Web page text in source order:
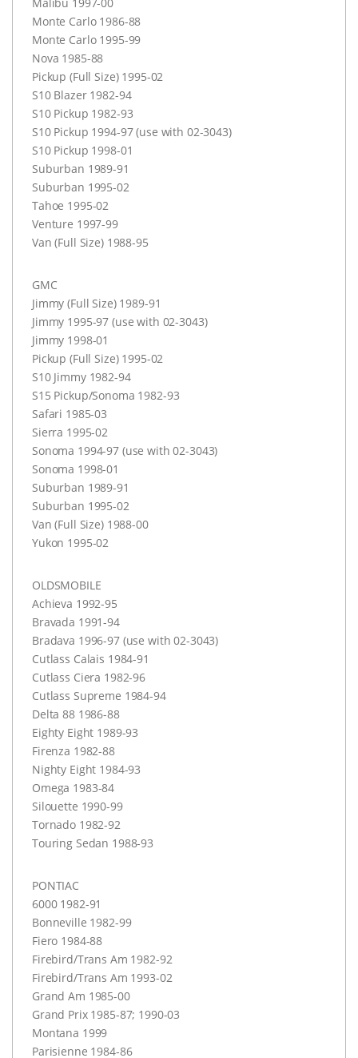
Monte Carlo 1986-88
Monte Carlo 1995-99
Nova 1985-88
Pickup (Full Size) 1995-02
S10 Blazer 1982-94
S10 Pickup 1982-93
S10 Pickup 1994-97 (use with 02-3043)
S10 Pickup 1998-01
Suburban 1989-91
Suburban 1995-02
Tahoe 1995-02
Venture 1997-99
Van (Full Size) 1988-95
GMC
Jimmy (Full Size) 1989-91
Jimmy 1995-97 (use with 02-3043)
Jimmy 1998-01
Pickup (Full Size) 1995-02
S10 Jimmy 1982-94
S15 Pickup/Sonoma 1982-93
Safari 1985-03
Sierra 1995-02
Sonoma 1994-97 (use with 02-3043)
Sonoma 1998-01
Suburban 1989-91
Suburban 1995-02
Van (Full Size) 1988-00
Yukon 1995-02
OLDSMOBILE
Achieva 1992-95
Bravada 1991-94
Bradava 1996-97 (use with 02-3043)
Cutlass Calais 1984-91
Cutlass Ciera 1982-96
Cutlass Supreme 1984-94
Delta 88 1986-88
Eighty Eight 1989-93
Firenza 1982-88
Nighty Eight 1984-93
Omega 1983-84
Silouette 1990-99
Tornado 1982-92
Touring Sedan 1988-93
PONTIAC
6000 1982-91
Bonneville 1982-99
Fiero 1984-88
Firebird/Trans Am 1982-92
Firebird/Trans Am 1993-02
Grand Am 1985-00
Grand Prix 1985-87; 1990-03
Montana 1999
Parisienne 1984-86